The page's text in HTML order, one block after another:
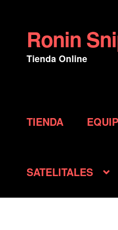
Ir
a
la
Ir
al
contenido
Ronin
Tienda Online
TIENDA
SATELITALES